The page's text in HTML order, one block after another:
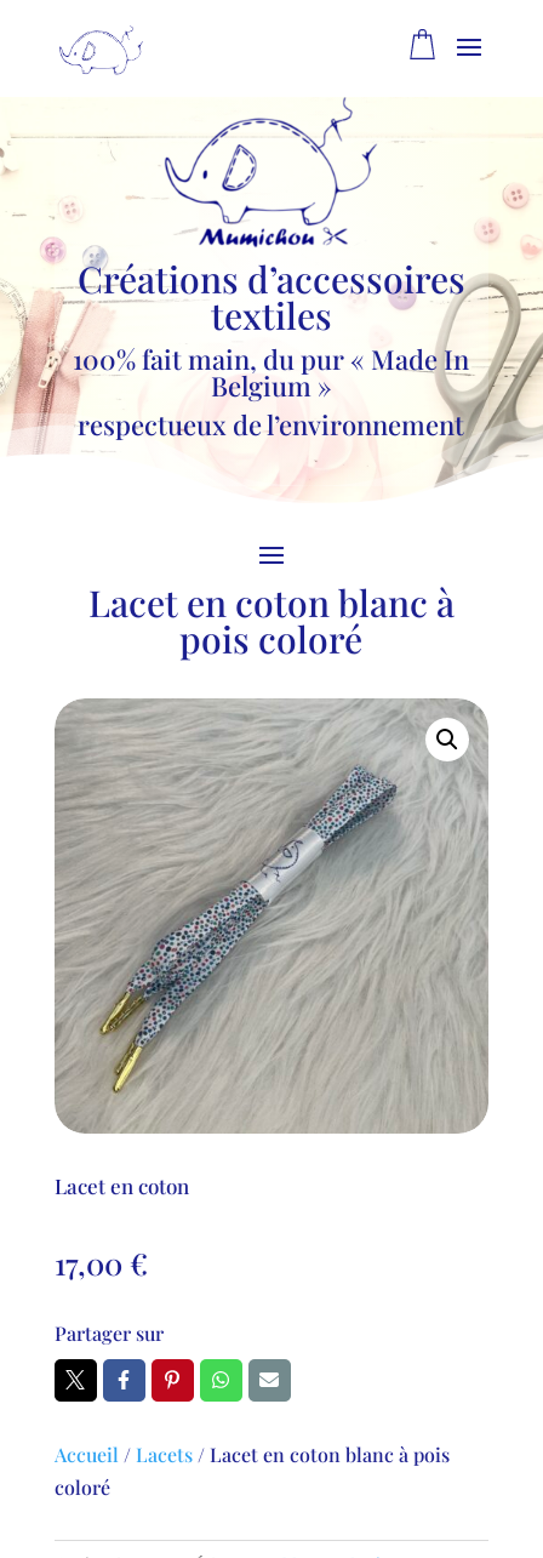
Créations d’accessoires
textiles
100% fait main, du pur « Made In
Belgium »
respectueux de l’environnement
Lacet en coton blanc à
pois coloré
Lacet en coton
17,00 €
Partager sur
Accueil /Lacets/Lacet en coton blanc à pois
coloré